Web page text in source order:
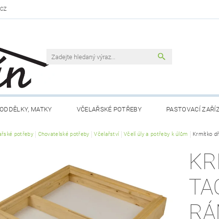
ODDĚLKY, MATKY VČELAŘSKÉ POTŘEBY PASTOVACÍ
VČELAŘSKÁ LITERATURA VČELÍ PRODUKTY MEDY
CHOV MATEK
KONTAKTY OBCHODNÍ PODMÍNKY
potřeby Chovatelské potřeby Včelařství Včelí úly a potřeby k úlům Krmítko